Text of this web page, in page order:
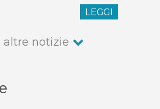
LEGGI
altre notizie